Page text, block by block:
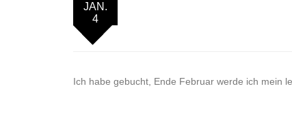
JAN.
4
Ich habe gebucht, Ende Februar werde ich mein